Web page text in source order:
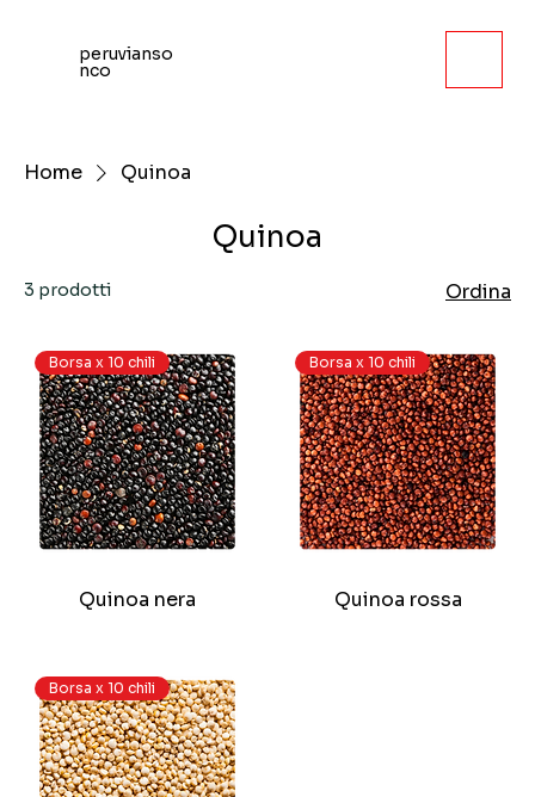
peruvianso
nco
Home Quinoa
Quinoa
3 prodotti Ordina
Borsa x 10 chili
Quinoa nera
Borsa x 10 chili
Quinoa rossa
Borsa x 10 chili